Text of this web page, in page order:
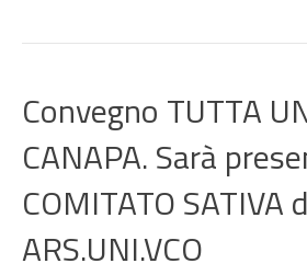
Convegno TUTTA
CANAPA. Sarà
COMITATO SATIVA
ARS.UNI.VCO